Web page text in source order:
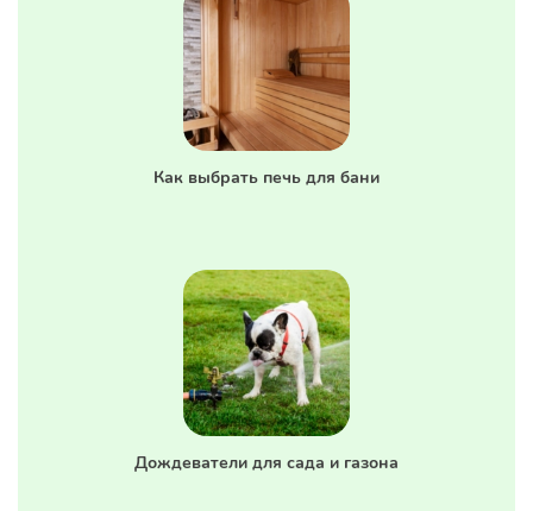
Как выбрать печь для бани
Дождеватели для сада и газона